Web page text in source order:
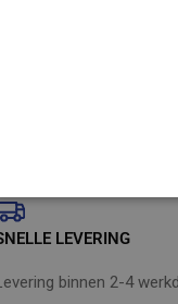
de lastigste hoeken
LEVERING
binnen 2-4